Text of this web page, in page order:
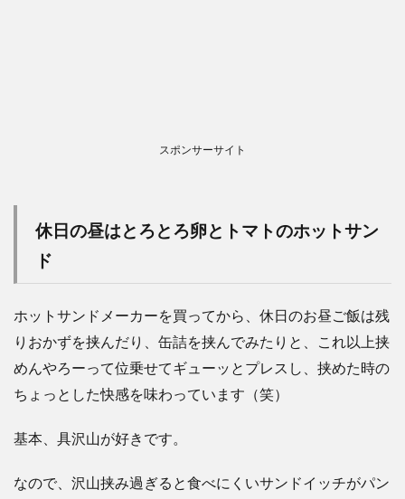
スポンサーサイト
休日の昼はとろとろ卵とトマトのホットサン
ド
ホットサンドメーカーを買ってから、休日のお昼ご飯は残
りおかずを挟んだり、缶詰を挟んでみたりと、これ以上挟
めんやろーって位乗せてギューッとプレスし、挟めた時の
ちょっとした快感を味わっています（笑）
基本、具沢山が好きです。
なので、沢山挟み過ぎると食べにくいサンドイッチがパン